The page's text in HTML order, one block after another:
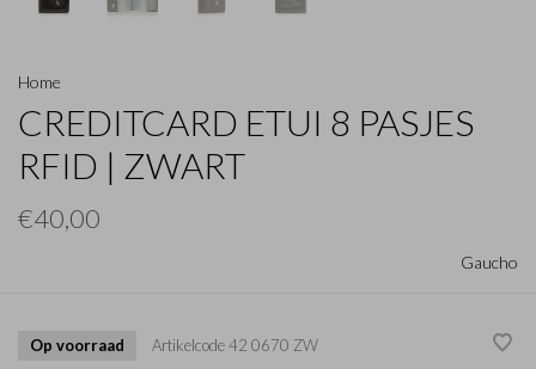
Home
CREDITCARD ETUI 8 PASJES
RFID | ZWART
€40,00
Gaucho
Op voorraad Artikelcode42 0670 ZW